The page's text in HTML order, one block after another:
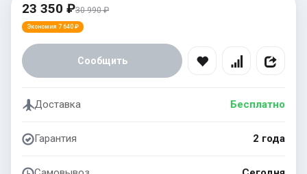
23 350 ₽30 990 ₽
Экономия 7 640 ₽
Сообщить
Доставка Бесплатно
Гарантия 2 года